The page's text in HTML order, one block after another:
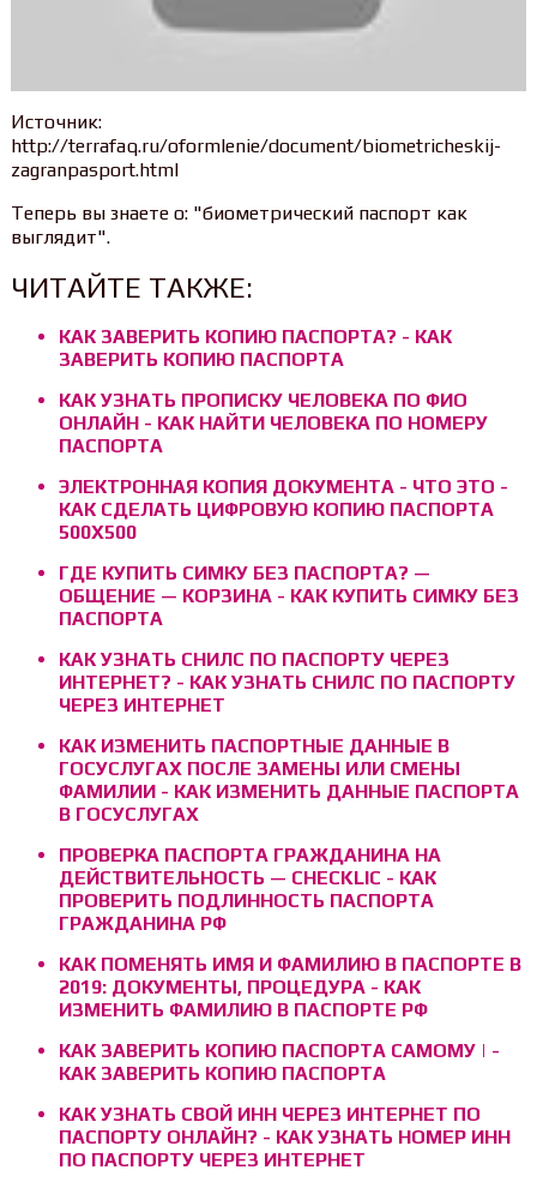
Источник:
http://terrafaq.ru/oformlenie/document/biometricheskij-
zagranpasport.html
Теперь вы знаете о: "биометрический паспорт как
выглядит".
ЧИТАЙТЕ ТАКЖЕ:
КАК ЗАВЕРИТЬ КОПИЮ ПАСПОРТА? - КАК
ЗАВЕРИТЬ КОПИЮ ПАСПОРТА
КАК УЗНАТЬ ПРОПИСКУ ЧЕЛОВЕКА ПО ФИО
ОНЛАЙН - КАК НАЙТИ ЧЕЛОВЕКА ПО НОМЕРУ
ПАСПОРТА
ЭЛЕКТРОННАЯ КОПИЯ ДОКУМЕНТА - ЧТО ЭТО -
КАК СДЕЛАТЬ ЦИФРОВУЮ КОПИЮ ПАСПОРТА
500Х500
ГДЕ КУПИТЬ СИМКУ БЕЗ ПАСПОРТА? —
ОБЩЕНИЕ — КОРЗИНА - КАК КУПИТЬ СИМКУ БЕЗ
ПАСПОРТА
КАК УЗНАТЬ СНИЛС ПО ПАСПОРТУ ЧЕРЕЗ
ИНТЕРНЕТ? - КАК УЗНАТЬ СНИЛС ПО ПАСПОРТУ
ЧЕРЕЗ ИНТЕРНЕТ
КАК ИЗМЕНИТЬ ПАСПОРТНЫЕ ДАННЫЕ В
ГОСУСЛУГАХ ПОСЛЕ ЗАМЕНЫ ИЛИ СМЕНЫ
ФАМИЛИИ - КАК ИЗМЕНИТЬ ДАННЫЕ ПАСПОРТА
В ГОСУСЛУГАХ
ПРОВЕРКА ПАСПОРТА ГРАЖДАНИНА НА
ДЕЙСТВИТЕЛЬНОСТЬ — CHECKLIC - КАК
ПРОВЕРИТЬ ПОДЛИННОСТЬ ПАСПОРТА
ГРАЖДАНИНА РФ
КАК ПОМЕНЯТЬ ИМЯ И ФАМИЛИЮ В ПАСПОРТЕ В
2019: ДОКУМЕНТЫ, ПРОЦЕДУРА - КАК
ИЗМЕНИТЬ ФАМИЛИЮ В ПАСПОРТЕ РФ
КАК ЗАВЕРИТЬ КОПИЮ ПАСПОРТА САМОМУ | -
КАК ЗАВЕРИТЬ КОПИЮ ПАСПОРТА
КАК УЗНАТЬ СВОЙ ИНН ЧЕРЕЗ ИНТЕРНЕТ ПО
ПАСПОРТУ ОНЛАЙН? - КАК УЗНАТЬ НОМЕР ИНН
ПО ПАСПОРТУ ЧЕРЕЗ ИНТЕРНЕТ